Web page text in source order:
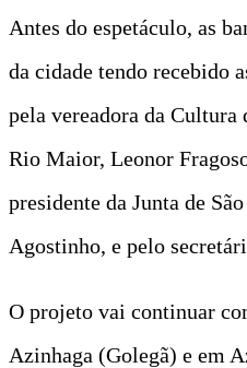
Antes do espetáculo, as
da cidade tendo recebido
pela vereadora da
Rio Maior, Leonor
presidente da Junta de
Agostinho, e pelo
O projeto vai continuar
Azinhaga (Golegã) e em